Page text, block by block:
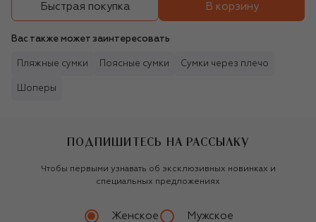
Быстрая покупка В корзину
Вас также может заинтересовать
Пляжные сумки Поясные сумки Сумки через плечо
Шоперы
ПОДПИШИТЕСЬ НА РАССЫЛКУ
Чтобы первыми узнавать об эксклюзивных новинках и
специальных предложениях
Женское Мужское